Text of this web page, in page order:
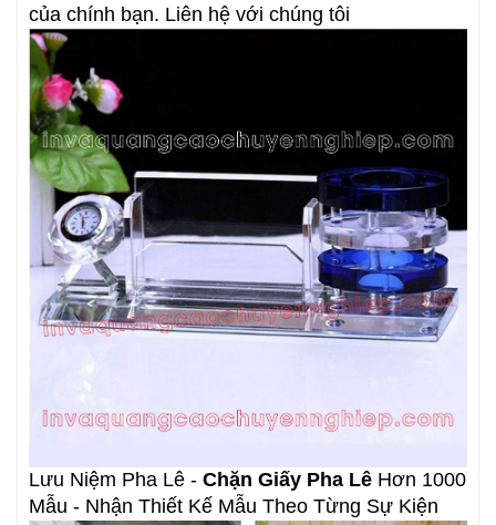
của chính bạn. Liên hệ với chúng tôi
Lưu Niệm Pha Lê - Chặn Giấy Pha Lê Hơn 1000
Mẫu - Nhận Thiết Kế Mẫu Theo Từng Sự Kiện